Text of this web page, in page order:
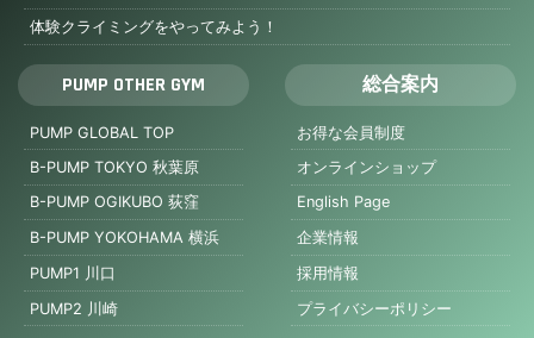
体験クライミングをやってみよう！
PUMP OTHER GYM
PUMP GLOBAL TOP
B-PUMP TOKYO 秋葉原
B-PUMP OGIKUBO 荻窪
B-PUMP YOKOHAMA 横浜
PUMP1 川口
PUMP2 川崎
総合案内
お得な会員制度
オンラインショップ
English Page
企業情報
採用情報
プライバシーポリシー